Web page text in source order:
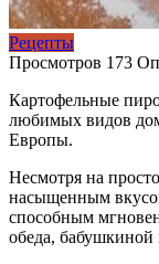
Рецепты
Просмотров 173
Картофельные
любимых видов
Европы.
Несмотря на
насыщенным
способным
обеда, бабушкиной